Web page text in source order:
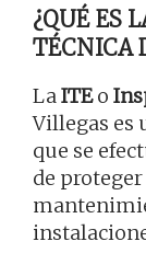
¿QUÉ ES
TÉCNICA
LaITEo
Villegas es
que se
de